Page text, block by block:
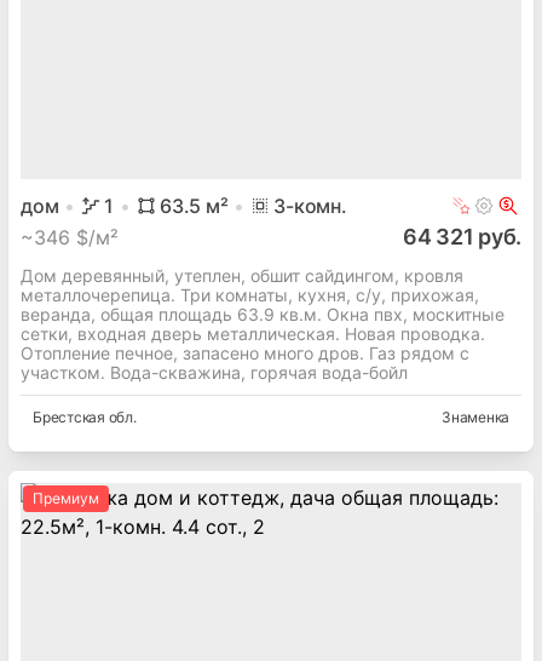
дом 1 63.5 м² 3-комн.
~346 $/м² 64 321 руб.
Дом деревянный, утеплен, обшит сайдингом, кровля
металлочерепица. Три комнаты, кухня, с/у, прихожая,
веранда, общая площадь 63.9 кв.м. Окна пвх, москитные
сетки, входная дверь металлическая. Новая проводка.
Отопление печное, запасено много дров. Газ рядом с
участком. Вода-скважина, горячая вода-бойл
Брестская обл. Знаменка
Премиум